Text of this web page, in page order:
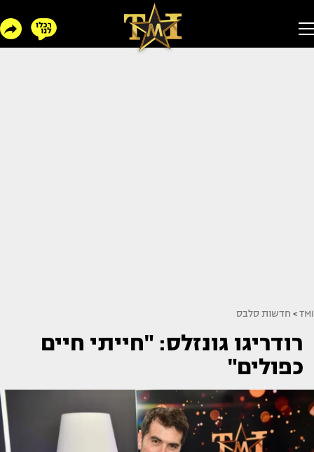
TMI
> חדשות סלבס
רודריגו גונזלס: "חייתי חיים
כפולים"